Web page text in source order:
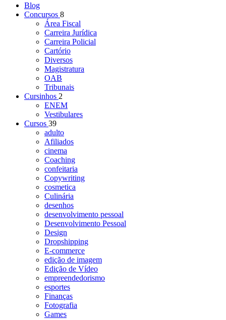
Blog
Concursos 8
Área Fiscal
Carreira Jurídica
Carreira Policial
Cartório
Diversos
Magistratura
OAB
Tribunais
Cursinhos 2
ENEM
Vestibulares
Cursos 39
adulto
Afiliados
cinema
Coaching
confeitaria
Copywriting
cosmetica
Culinária
desenhos
desenvolvimento pessoal
Desenvolvimento Pessoal
Design
Dropshipping
E-commerce
edição de imagem
Edição de Vídeo
empreendedorismo
esportes
Finanças
Fotografia
Games